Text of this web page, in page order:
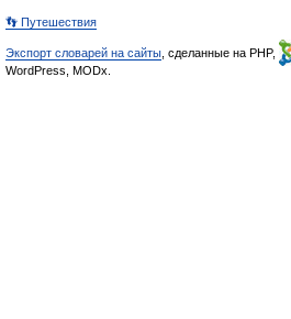
👣 Путешествия
Экспорт словарей на сайты , сделанные на PHP,
WordPress, MODx.